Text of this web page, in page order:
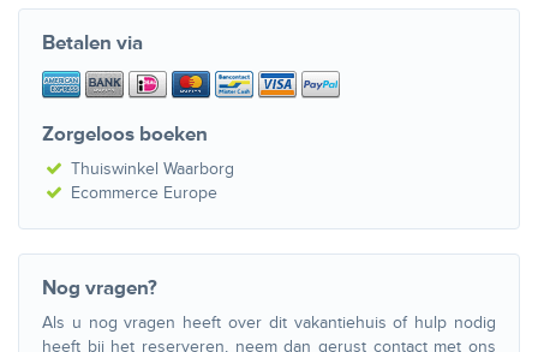
Betalen via
Zorgeloos boeken
Thuiswinkel Waarborg
Ecommerce Europe
Nog vragen?
Als u nog vragen heeft over dit vakantiehuis of hulp nodig
heeft bij het reserveren, neem dan gerust contact met ons